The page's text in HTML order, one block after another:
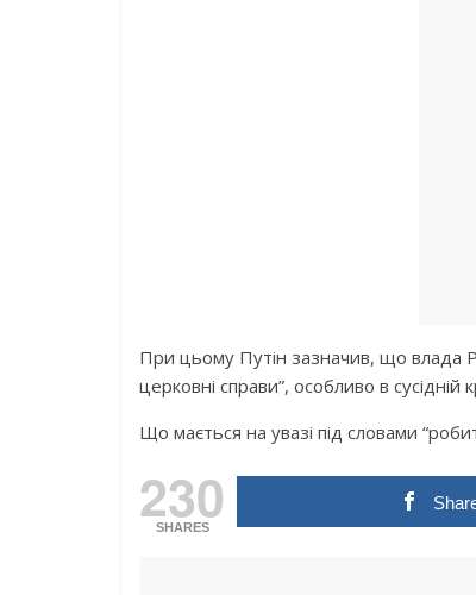
При цьому Путін зазначив, що влада
церковні справи”, особливо в сусідній
Що мається на увазі під словами
230
SHARES